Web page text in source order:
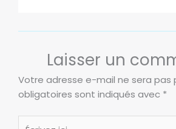
Laisser un
Votre adresse e-mail ne sera pas
obligatoires sont indiqués avec *